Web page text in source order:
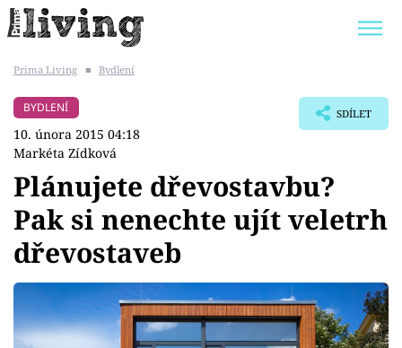
BYDLENÍ SLAVNÝCH
Témata
Bydlení
Zahrada
Prima Living ■ Bydlení
BYDLENÍ
10. února 2015 04:18
Markéta Zídková
SDÍLET
Plánujete dřevostavbu?
Pak si nenechte ujít veletrh
dřevostaveb